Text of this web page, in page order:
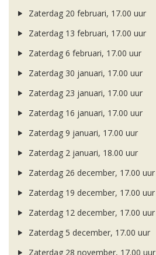
Zaterdag 20 februari, 17.00 uur
Zaterdag 13 februari, 17.00 uur
Zaterdag 6 februari, 17.00 uur
Zaterdag 30 januari, 17.00 uur
Zaterdag 23 januari, 17.00 uur
Zaterdag 16 januari, 17.00 uur
Zaterdag 9 januari, 17.00 uur
Zaterdag 2 januari, 18.00 uur
Zaterdag 26 december, 17.00 uur
Zaterdag 19 december, 17.00 uur
Zaterdag 12 december, 17.00 uur
Zaterdag 5 december, 17.00 uur
Zaterdag 28 november, 17.00 uur